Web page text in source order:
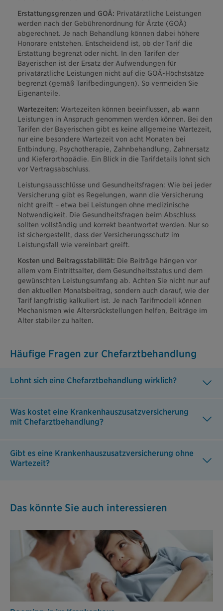
Erstattungsgrenzen und GOÄ: Privatärztliche Leistungen
werden nach der Gebührenordnung für Ärzte (GOÄ)
abgerechnet. Je nach Behandlung können dabei höhere
Honorare entstehen. Entscheidend ist, ob der Tarif die
Erstattung begrenzt oder nicht. In den Tarifen der
Bayerischen ist der Ersatz der Aufwendungen für
privatärztliche Leistungen nicht auf die GOÄ-Höchstsätze
begrenzt (gemäß Tarifbedingungen). So vermeiden Sie
Eigenanteile.
Wartezeiten: Wartezeiten können beeinflussen, ab wann
Leistungen in Anspruch genommen werden können. Bei den
Tarifen der Bayerischen gibt es keine allgemeine Wartezeit,
nur eine besondere Wartezeit von acht Monaten bei
Entbindung, Psychotherapie, Zahnbehandlung, Zahnersatz
und Kieferorthopädie. Ein Blick in die Tarifdetails lohnt sich
vor Vertragsabschluss.
Leistungsausschlüsse und Gesundheitsfragen: Wie bei jeder
Versicherung gibt es Regelungen, wann die Versicherung
nicht greift – etwa bei Leistungen ohne medizinische
Notwendigkeit. Die Gesundheitsfragen beim Abschluss
sollten vollständig und korrekt beantwortet werden. Nur so
ist sichergestellt, dass der Versicherungsschutz im
Leistungsfall wie vereinbart greift.
Kosten und Beitragsstabilität: Die Beiträge hängen vor
allem vom Eintrittsalter, dem Gesundheitsstatus und dem
gewünschten Leistungsumfang ab. Achten Sie nicht nur auf
den aktuellen Monatsbeitrag, sondern auch darauf, wie der
Tarif langfristig kalkuliert ist. Je nach Tarifmodell können
Mechanismen wie Altersrückstellungen helfen, Beiträge im
Alter stabiler zu halten.
Häufige Fragen zur Chefarztbehandlung
Lohnt sich eine Chefarztbehandlung wirklich?
Was kostet eine Krankenhauszusatzversicherung
mit Chefarztbehandlung?
Gibt es eine Krankenhauszusatzversicherung ohne
Wartezeit?
Das könnte Sie auch interessieren